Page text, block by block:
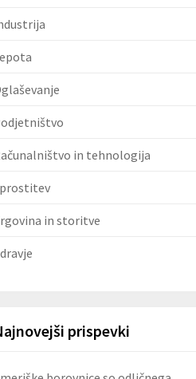
in tehnologija
in storitve
prispevki